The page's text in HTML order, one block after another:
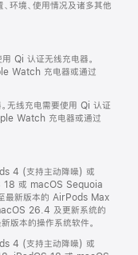
环境、使用情况及诸多其他
Qi 认证无线充电器。
Watch 充电器或通过
无线充电需要使用 Qi 认证
Watch 充电器或通过
4 (支持主动降噪) 或
18 或 macOS Sequoia
最新版本的 AirPods Max
26.4 及更新系统的
版本的操作系统软件。
4 (支持主动降噪) 或